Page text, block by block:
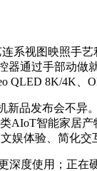
视图映照手艺利
器通过手部动
QLED 8K/4K、
品发布会不异
AIoT智能家居
娱体验、简化
使用；正在硬